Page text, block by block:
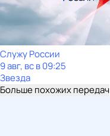
Служу Рoсcии
9 авг, вс в 09:25
Звезда
Больше похожих передач